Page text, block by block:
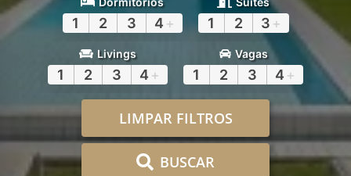
1 2 3 4 + 1 2 3 +
Livings
1 2 3 4 +
Vagas
1 2 3 4 +
LIMPAR FILTROS
BUSCAR